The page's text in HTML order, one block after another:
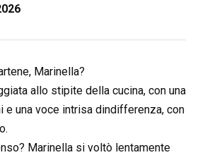
Marinella?
allo stipite della cucina, con una
e una voce intrisa dindifferenza, con
Marinella si voltò lentamente